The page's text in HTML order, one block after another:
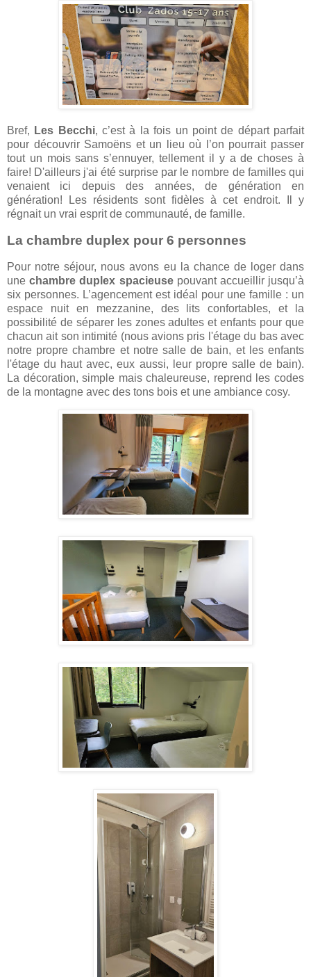
Bref, Les Becchi, c’est à la fois un point de départ parfait
pour découvrir Samoëns et un lieu où l’on pourrait passer
tout un mois sans s’ennuyer, tellement il y a de choses à
faire! D'ailleurs j'ai été surprise par le nombre de familles qui
venaient ici depuis des années, de génération en
génération! Les résidents sont fidèles à cet endroit. Il y
régnait un vrai esprit de communauté, de famille.
La chambre duplex pour 6 personnes
Pour notre séjour, nous avons eu la chance de loger dans
unechambre duplex spacieusepouvant accueillir jusqu’à
six personnes. L’agencement est idéal pour une famille : un
espace nuit en mezzanine, des lits confortables, et la
possibilité de séparer les zones adultes et enfants pour que
chacun ait son intimité (nous avions pris l'étage du bas avec
notre propre chambre et notre salle de bain, et les enfants
l'étage du haut avec, eux aussi, leur propre salle de bain).
La décoration, simple mais chaleureuse, reprend les codes
de la montagne avec des tons bois et une ambiance cosy.